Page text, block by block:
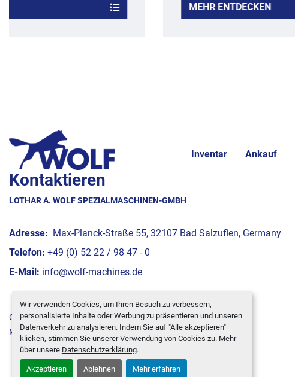
Wir verwenden Cookies, um Ihren Besuch zu verbessern,
personalisierte Inhalte oder Werbung zu präsentieren und unseren
Datenverkehr zu analysieren. Indem Sie auf "Alle akzeptieren"
klicken, stimmen Sie unserer Verwendung von Cookies zu. Mehr
über unsere Datenschutzerklärung.
Akzeptieren Ablehnen Mehr erfahren
MEHR ENTDECKEN
Inventar Ankauf
Kontaktieren
LOTHAR A. WOLF SPEZIALMASCHINEN-GMBH
Adresse: Max-Planck-Straße 55, 32107 Bad Salzuflen, Germany
Telefon: +49 (0) 52 22 / 98 47 - 0
E-Mail: info@wolf-machines.de
Cookie-Einstellungen
Machinio System-Website vonMachinio